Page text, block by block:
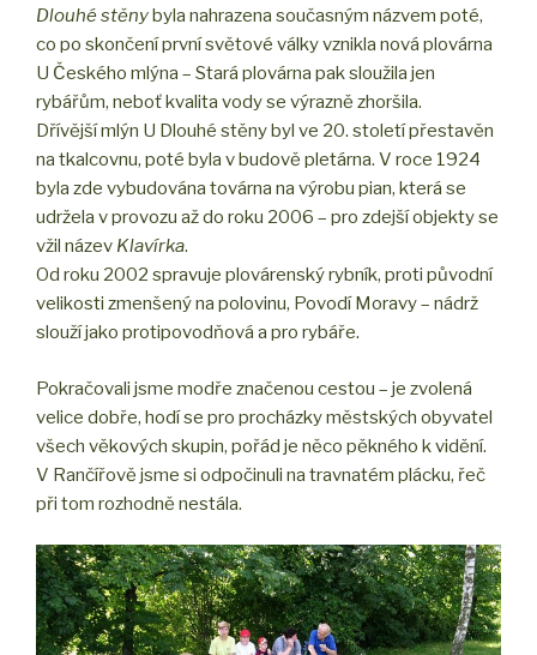
Dlouhé stěny byla nahrazena současným názvem poté,
co po skončení první světové války vznikla nová plovárna
U Českého mlýna – Stará plovárna pak sloužila jen
rybářům, neboť kvalita vody se výrazně zhoršila.
Dřívější mlýn U Dlouhé stěny byl ve 20. století přestavěn
na tkalcovnu, poté byla v budově pletárna. V roce 1924
byla zde vybudována továrna na výrobu pian, která se
udržela v provozu až do roku 2006 – pro zdejší objekty se
vžil název Klavírka.
Od roku 2002 spravuje plovárenský rybník, proti původní
velikosti zmenšený na polovinu, Povodí Moravy – nádrž
slouží jako protipovodňová a pro rybáře.
Pokračovali jsme modře značenou cestou – je zvolená
velice dobře, hodí se pro procházky městských obyvatel
všech věkových skupin, pořád je něco pěkného k vidění.
V Rančířově jsme si odpočinuli na travnatém plácku, řeč
při tom rozhodně nestála.